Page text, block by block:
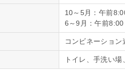
10～5月：午前
6～9月：午前
コンビネーション
トイレ、手洗い